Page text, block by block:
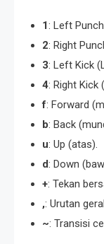
1: Left
2: Right
3: Left Kick
4: Right Kick
f: Forward
b: Back
u: Up (atas).
d: Down
+: Tekan
,: Urutan
~: Transisi